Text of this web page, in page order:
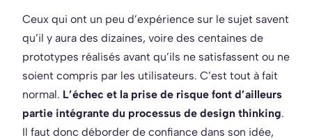
Ceux qui ont un peu d’expérience sur le sujet savent
qu’il y aura des dizaines, voire des centaines de
prototypes réalisés avant qu’ils ne satisfassent ou ne
soient compris par les utilisateurs. C’est tout à fait
normal. L’échec et la prise de risque font d’ailleurs
partie intégrante du processus de design thinking.
Il faut donc déborder de confiance dans son idée,